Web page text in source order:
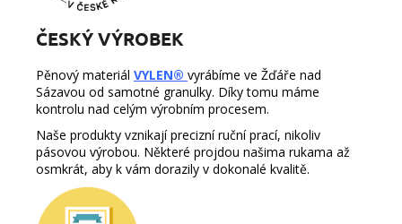
ČESKÝ VÝROBEK
Pěnový materiál VYLEN® vyrábíme ve Žďáře nad
Sázavou od samotné granulky. Díky tomu máme
kontrolu nad celým výrobním procesem.
Naše produkty vznikají precizní ruční prací, nikoliv
pásovou výrobou. Některé projdou našima rukama až
osmkrát, aby k vám dorazily v dokonalé kvalitě.